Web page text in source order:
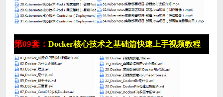
第09套： Docker核心技术之基础篇快速上手视频教程